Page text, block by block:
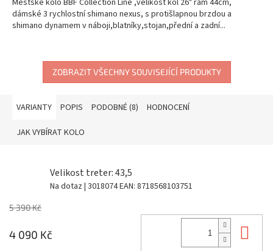
Městské kolo BBF Collection Line ,velikost kol 26" rám 44cm,
dámské 3 rychlostní shimano nexus, s protišlapnou brzdou a
shimano dynamem v náboji,blatníky,stojan,přední a zadní...
ZOBRAZIT VŠECHNY SOUVISEJÍCÍ PRODUKTY
VARIANTY POPIS PODOBNÉ (8) HODNOCENÍ
JAK VYBÍRAT KOLO
Velikost treter: 43,5
Na dotaz| 3018074EAN: 8718568103751
5 390 Kč
4 090 Kč